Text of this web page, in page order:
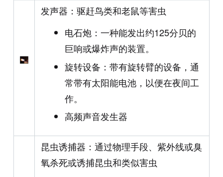
发声器：驱赶鸟类和老鼠等害虫
电石炮：一种能发出约125分贝的
巨响或爆炸声的装置。
旋转设备：带有旋转臂的设备，通
常带有太阳能电池，以便在夜间工
作。
高频声音发生器
昆虫诱捕器：通过物理手段、紫外线或臭
氧杀死或诱捕昆虫和类似害虫